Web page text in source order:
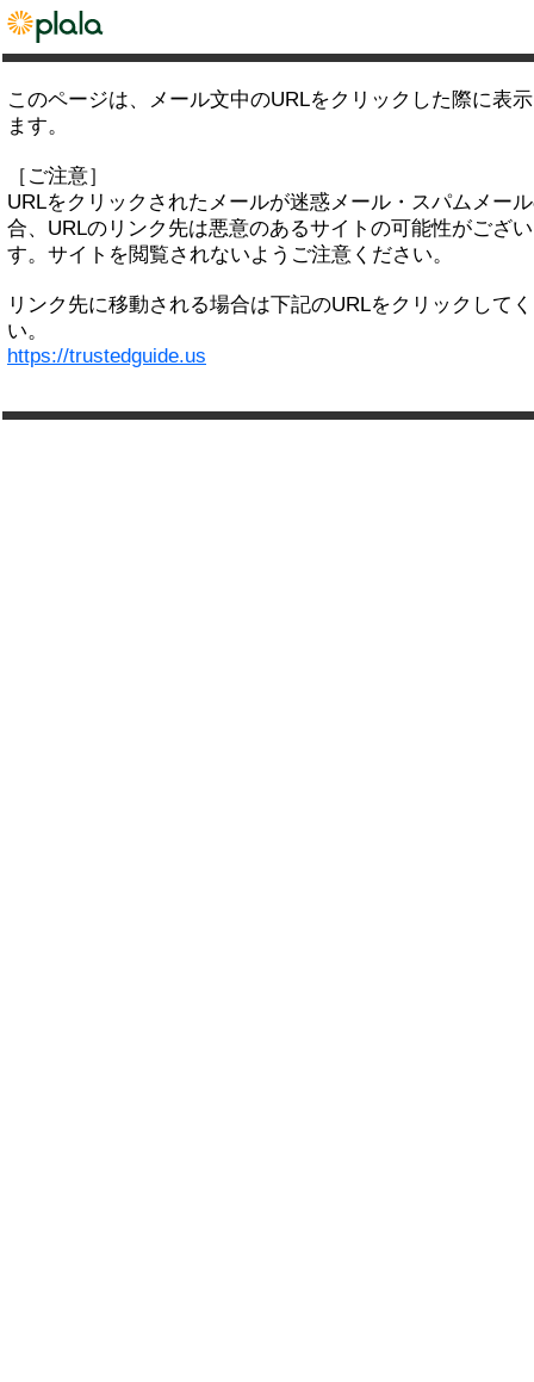
このページは、メール文中のURLをクリックした際に表
ます。
［ご注意］
URLをクリックされたメールが迷惑メール・スパムメー
合、URLのリンク先は悪意のあるサイトの可能性がござ
す。サイトを閲覧されないようご注意ください。
リンク先に移動される場合は下記のURLをクリックして
い。
https://trustedguide.us